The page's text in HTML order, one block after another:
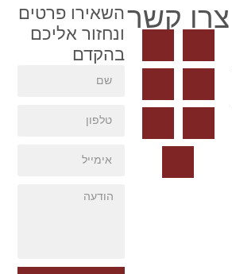
צרו קשרהשאירו פרטים
ונחזור אליכם
בהקדם